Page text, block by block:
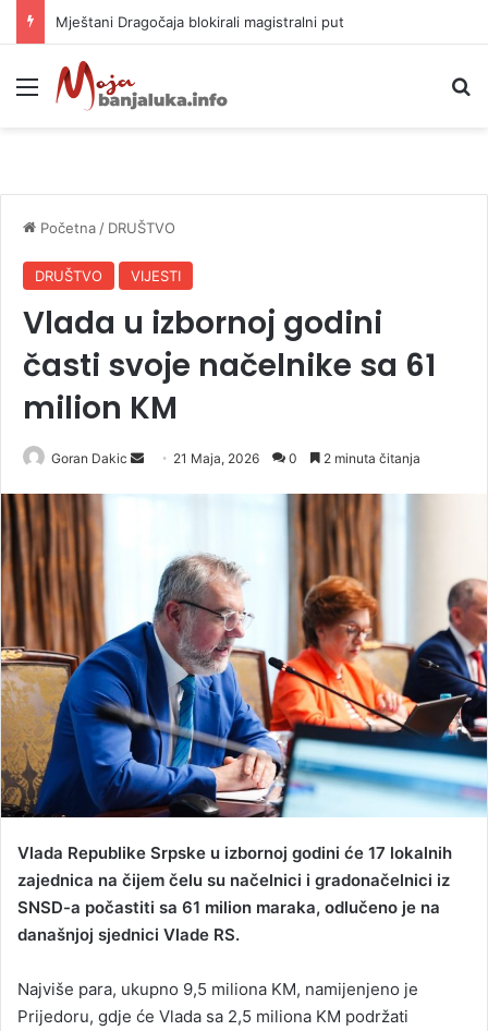
Helikopter ponovo gasi vatru u selima kod Trebinja
Meni
Početna / DRUŠTVO
DRUŠTVO VIJESTI
Vlada u izbornoj godini
časti svoje načelnike sa 61
milion KM
Goran Dakic
m
l
21 Maja, 2026 0 2 minuta čitanja
Vlada Republike Srpske u izbornoj godini će 17 lokalnih
zajednica na čijem čelu su načelnici i gradonačelnici iz
SNSD-a počastiti sa 61 milion maraka, odlučeno je na
današnjoj sjednici Vlade RS.
Najviše para, ukupno 9,5 miliona KM, namijenjeno je
Prijedoru, gdje će Vlada sa 2,5 miliona KM podržati